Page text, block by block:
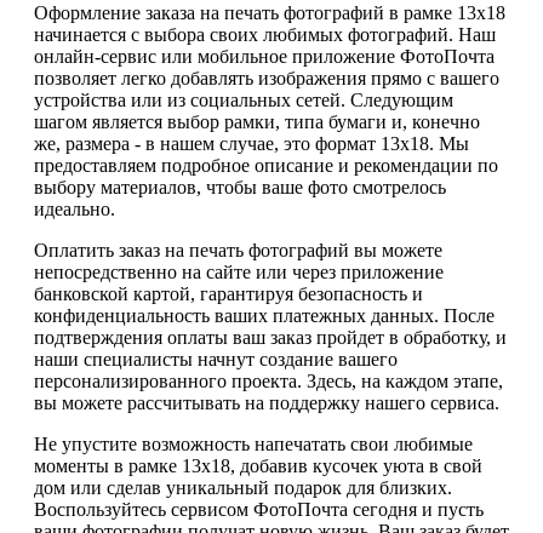
Оформление заказа на печать фотографий в рамке 13х18
начинается с выбора своих любимых фотографий. Наш
онлайн-сервис или мобильное приложение ФотоПочта
позволяет легко добавлять изображения прямо с вашего
устройства или из социальных сетей. Следующим
шагом является выбор рамки, типа бумаги и, конечно
же, размера - в нашем случае, это формат 13х18. Мы
предоставляем подробное описание и рекомендации по
выбору материалов, чтобы ваше фото смотрелось
идеально.
Оплатить заказ на печать фотографий вы можете
непосредственно на сайте или через приложение
банковской картой, гарантируя безопасность и
конфиденциальность ваших платежных данных. После
подтверждения оплаты ваш заказ пройдет в обработку, и
наши специалисты начнут создание вашего
персонализированного проекта. Здесь, на каждом этапе,
вы можете рассчитывать на поддержку нашего сервиса.
Не упустите возможность напечатать свои любимые
моменты в рамке 13х18, добавив кусочек уюта в свой
дом или сделав уникальный подарок для близких.
Воспользуйтесь сервисом ФотоПочта сегодня и пусть